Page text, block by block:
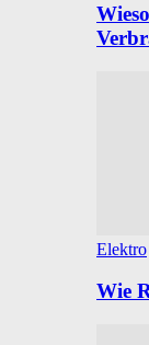
Elektro
Wie